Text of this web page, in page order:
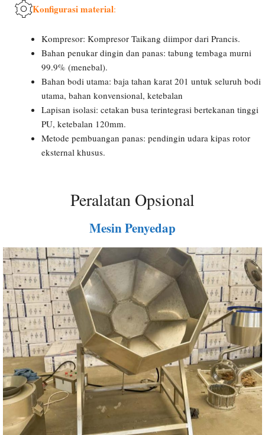
Konfigurasi material:
Kompresor: Kompresor Taikang diimpor dari Prancis.
Bahan penukar dingin dan panas: tabung tembaga murni
99.9% (menebal).
Bahan bodi utama: baja tahan karat 201 untuk seluruh bodi
utama, bahan konvensional, ketebalan
Lapisan isolasi: cetakan busa terintegrasi bertekanan tinggi
PU, ketebalan 120mm.
Metode pembuangan panas: pendingin udara kipas rotor
eksternal khusus.
Peralatan Opsional
Mesin Penyedap